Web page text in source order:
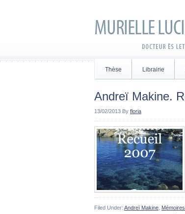
Thèse Librairie
Andreï Makine.
13/02/2013 By floria
Filed Under: Andreï Makine